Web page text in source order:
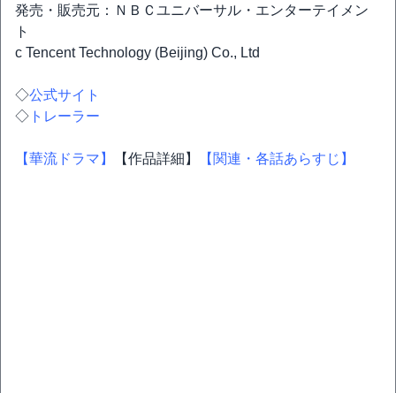
発売・販売元：ＮＢＣユニバーサル・エンターテイメン
ト
c Tencent Technology (Beijing) Co., Ltd
◇公式サイト
◇ トレーラー
【華流ドラマ】 【作品詳細】 【関連・各話あらすじ】